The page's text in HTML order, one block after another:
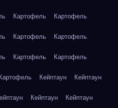
Картофель Картофель
Картофель Картофель
Картофель Картофель
Картофель Кейптаун Кейптаун
Кейптаун Кейптаун